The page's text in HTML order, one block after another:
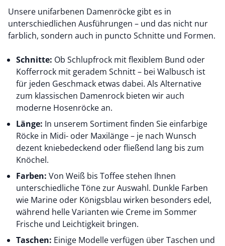
Unsere unifarbenen Damenröcke gibt es in
unterschiedlichen Ausführungen – und das nicht nur
farblich, sondern auch in puncto Schnitte und Formen.
Schnitte: Ob Schlupfrock mit flexiblem Bund oder
Kofferrock mit geradem Schnitt – bei Walbusch ist
für jeden Geschmack etwas dabei. Als Alternative
zum klassischen Damenrock bieten wir auch
moderne Hosenröcke an.
Länge: In unserem Sortiment finden Sie einfarbige
Röcke in Midi- oder Maxilänge – je nach Wunsch
dezent kniebedeckend oder fließend lang bis zum
Knöchel.
Farben: Von Weiß bis Toffee stehen Ihnen
unterschiedliche Töne zur Auswahl. Dunkle Farben
wie Marine oder Königsblau wirken besonders edel,
während helle Varianten wie Creme im Sommer
Frische und Leichtigkeit bringen.
Taschen: Einige Modelle verfügen über Taschen und